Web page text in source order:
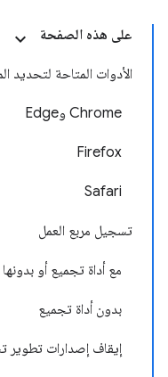
على هذه الصفحة
الأدوات المتاحة لتحديد
Chrome وEdge
Firefox
Safari
تسجيل مربع العمل
مع أداة تجميع أو بدونها
بدون أداة تجميع
إيقاف إصدارات